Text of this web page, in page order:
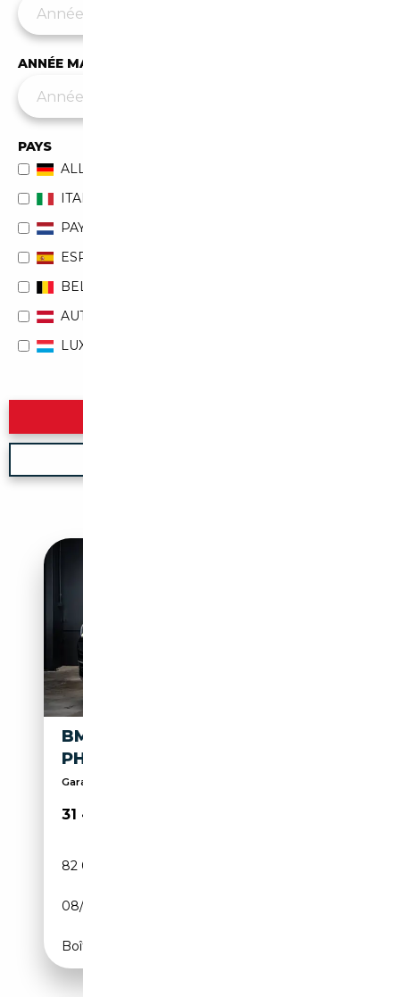
ANNÉE MAX
PAYS
ALLEMAGNE
ITALIE
PAYS-BAS
ESPAGNE
BELGIQUE
AUTRICHE
LUXEMBOURG
BMW X3 M-LOOK-X3
PHEV*44GRCO2
Garantie
31 499€
82 000 km
08/2021
Boîte automatique